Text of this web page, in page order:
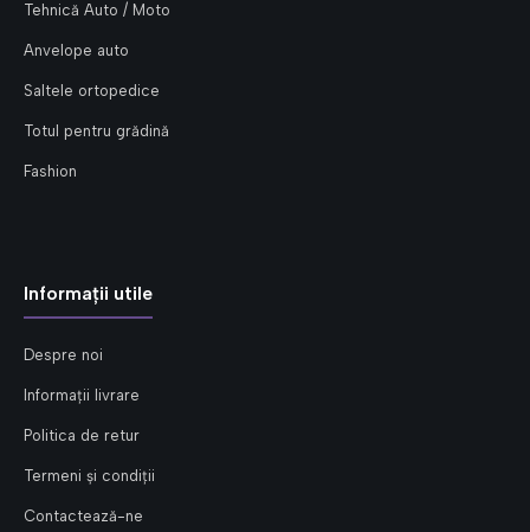
Tehnică Auto / Moto
Anvelope auto
Saltele ortopedice
Totul pentru grădină
Fashion
Informații utile
Despre noi
Informații livrare
Politica de retur
Termeni și condiții
Contactează-ne